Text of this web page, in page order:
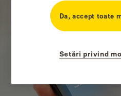
Da, accept toate
Setări privind